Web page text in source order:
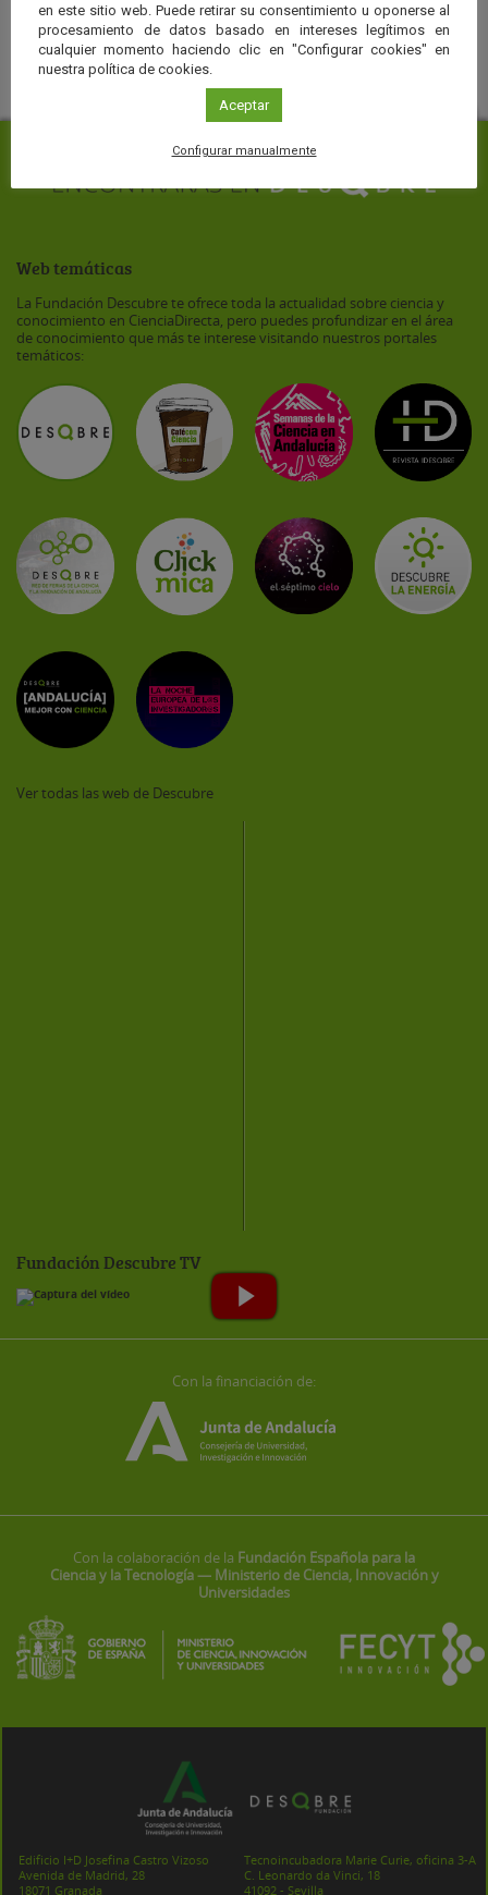
COLABORAN
Web temáticas
La Fundación Descubre te ofrece toda la actualidad sobre ciencia y
conocimiento en CienciaDirecta, pero puedes profundizar en el área
de conocimiento que más te interese visitando nuestros portales
temáticos:
Ver todas las web de Descubre
Fundación Descubre TV
Con la financiación de:
Con la colaboración de la Fundación Española para la
Ciencia y la Tecnología — Ministerio de Ciencia, Innovación y
Universidades
Edificio I+D Josefina Castro Vizoso
Avenida de Madrid, 28
18071 Granada
Tecnoincubadora Marie Curie, oficina 3-A
C. Leonardo da Vinci, 18
41092 - Sevilla
en este sitio web. Puede retirar su consentimiento u oponerse al
procesamiento de datos basado en intereses legítimos en
cualquier momento haciendo clic en "Configurar cookies" en
nuestra política de cookies.
Aceptar
Configurar manualmente